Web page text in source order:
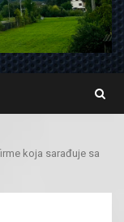
koja sarađuje sa